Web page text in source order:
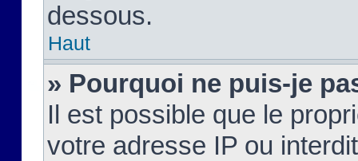
dessous.
Haut
» Pourquoi ne puis-je
Il est possible que le
votre adresse IP ou